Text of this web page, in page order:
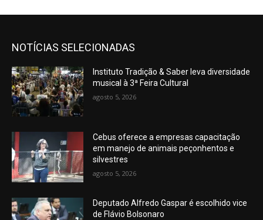
NOTÍCIAS SELECIONADAS
Instituto Tradição & Saber leva diversidade
musical à 3ª Feira Cultural
agosto 5, 2026
Cebus oferece a empresas capacitação
em manejo de animais peçonhentos e
silvestres
agosto 5, 2026
Deputado Alfredo Gaspar é escolhido vice
de Flávio Bolsonaro